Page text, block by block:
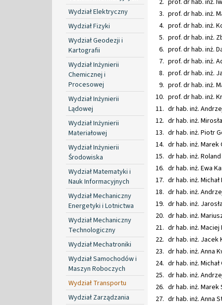
Wydział Elektryczny
Wydział Fizyki
Wydział Geodezji i
Kartografii
Wydział Inżynierii
Chemicznej i
Procesowej
Wydział Inżynierii
Lądowej
Wydział Inżynierii
Materiałowej
Wydział Inżynierii
Środowiska
Wydział Matematyki i
Nauk Informacyjnych
Wydział Mechaniczny
Energetyki i Lotnictwa
Wydział Mechaniczny
Technologiczny
Wydział Mechatroniki
Wydział Samochodów i
Maszyn Roboczych
Wydział Transportu
Wydział Zarządzania
prof. dr hab. inż.
prof. dr
prof. dr
prof. dr hab. inż.
prof. dr hab. inż.
prof. dr
prof. dr hab. inż.
prof. dr hab. inż.
dr hab. inż.
dr hab. inż.
dr hab.
dr hab. inż.
dr hab. inż.
dr hab. inż. Ewa
dr hab. inż.
dr hab. inż.
dr hab. inż.
dr hab. inż.
dr hab.
dr hab. inż.
dr hab. inż. Anna
dr hab. inż.
dr hab.
dr hab. inż.
dr hab.